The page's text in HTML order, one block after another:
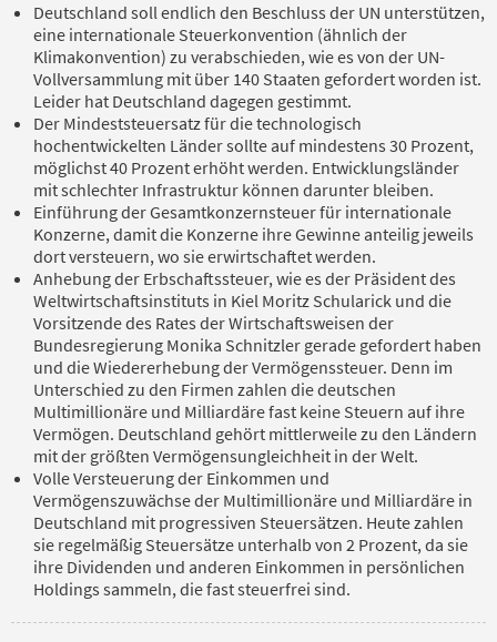
Deutschland soll endlich den Beschluss der UN unterstützen,
eine internationale Steuerkonvention (ähnlich der
Klimakonvention) zu verabschieden, wie es von der UN-
Vollversammlung mit über 140 Staaten gefordert worden ist.
Leider hat Deutschland dagegen gestimmt.
Der Mindeststeuersatz für die technologisch
hochentwickelten Länder sollte auf mindestens 30 Prozent,
möglichst 40 Prozent erhöht werden. Entwicklungsländer
mit schlechter Infrastruktur können darunter bleiben.
Einführung der Gesamtkonzernsteuer für internationale
Konzerne, damit die Konzerne ihre Gewinne anteilig jeweils
dort versteuern, wo sie erwirtschaftet werden.
Anhebung der Erbschaftssteuer, wie es der Präsident des
Weltwirtschaftsinstituts in Kiel Moritz Schularick und die
Vorsitzende des Rates der Wirtschaftsweisen der
Bundesregierung Monika Schnitzler gerade gefordert haben
und die Wiedererhebung der Vermögenssteuer. Denn im
Unterschied zu den Firmen zahlen die deutschen
Multimillionäre und Milliardäre fast keine Steuern auf ihre
Vermögen. Deutschland gehört mittlerweile zu den Ländern
mit der größten Vermögensungleichheit in der Welt.
Volle Versteuerung der Einkommen und
Vermögenszuwächse der Multimillionäre und Milliardäre in
Deutschland mit progressiven Steuersätzen. Heute zahlen
sie regelmäßig Steuersätze unterhalb von 2 Prozent, da sie
ihre Dividenden und anderen Einkommen in persönlichen
Holdings sammeln, die fast steuerfrei sind.